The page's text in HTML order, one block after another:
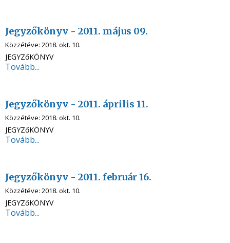
Jegyzőkönyv - 2011. május 09.
Közzétéve: 2018. okt. 10.
JEGYZőKÖNYV
Tovább...
Jegyzőkönyv - 2011. április 11.
Közzétéve: 2018. okt. 10.
JEGYZőKÖNYV
Tovább...
Jegyzőkönyv - 2011. február 16.
Közzétéve: 2018. okt. 10.
JEGYZőKÖNYV
Tovább...